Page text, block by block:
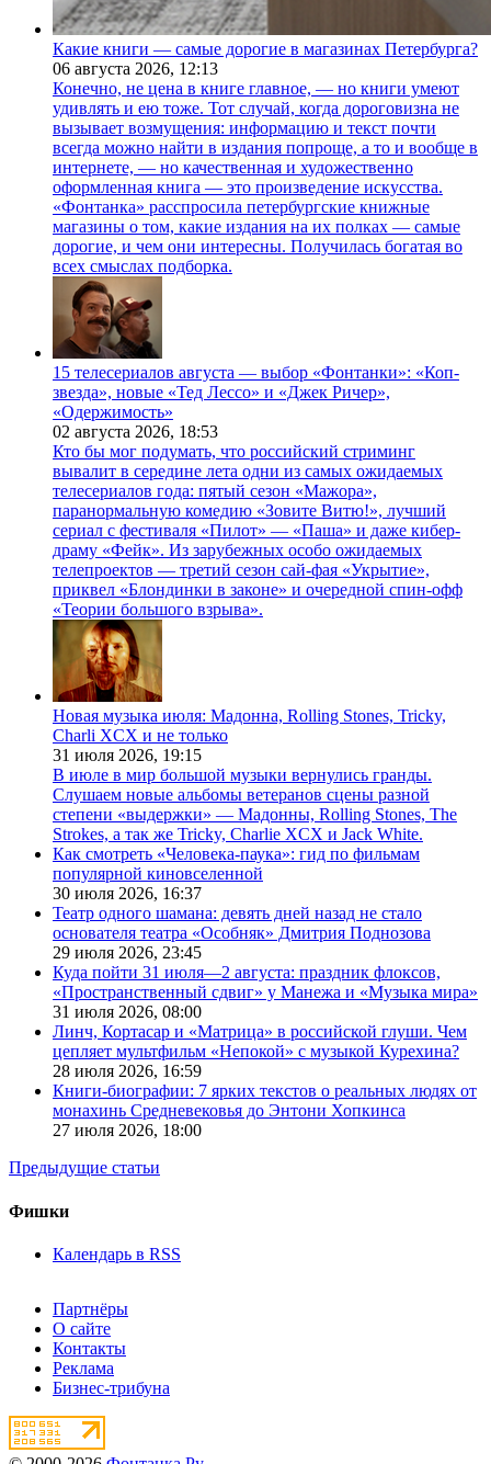
Какие книги — самые дорогие в магазинах Петербурга?
06 августа 2026, 12:13
Конечно, не цена в книге главное, — но книги умеют
удивлять и ею тоже. Тот случай, когда дороговизна не
вызывает возмущения: информацию и текст почти
всегда можно найти в издания попроще, а то и вообще в
интернете, — но качественная и художественно
оформленная книга — это произведение искусства.
«Фонтанка» расспросила петербургские книжные
магазины о том, какие издания на их полках — самые
дорогие, и чем они интересны. Получилась богатая во
всех смыслах подборка.
15 телесериалов августа — выбор «Фонтанки»: «Коп-
звезда», новые «Тед Лессо» и «Джек Ричер»,
«Одержимость»
02 августа 2026, 18:53
Кто бы мог подумать, что российский стриминг
вывалит в середине лета одни из самых ожидаемых
телесериалов года: пятый сезон «Мажора»,
паранормальную комедию «Зовите Витю!», лучший
сериал с фестиваля «Пилот» — «Паша» и даже кибер-
драму «Фейк». Из зарубежных особо ожидаемых
телепроектов — третий сезон сай-фая «Укрытие»,
приквел «Блондинки в законе» и очередной спин-офф
«Теории большого взрыва».
Новая музыка июля: Мадонна, Rolling Stones, Tricky,
Charli XCX и не только
31 июля 2026, 19:15
В июле в мир большой музыки вернулись гранды.
Слушаем новые альбомы ветеранов сцены разной
степени «выдержки» — Мадонны, Rolling Stones, The
Strokes, а так же Tricky, Charlie XCX и Jack White.
Как смотреть «Человека-паука»: гид по фильмам
популярной киновселенной
30 июля 2026, 16:37
Театр одного шамана: девять дней назад не стало
основателя театра «Особняк» Дмитрия Поднозова
29 июля 2026, 23:45
Куда пойти 31 июля—2 августа: праздник флоксов,
«Пространственный сдвиг» у Манежа и «Музыка мира»
31 июля 2026, 08:00
Линч, Кортасар и «Матрица» в российской глуши. Чем
цепляет мультфильм «Непокой» с музыкой Курехина?
28 июля 2026, 16:59
Книги-биографии: 7 ярких текстов о реальных людях от
монахинь Средневековья до Энтони Хопкинса
27 июля 2026, 18:00
Предыдущие статьи
Фишки
Календарь в RSS
Партнёры
О сайте
Контакты
Реклама
Бизнес-трибуна